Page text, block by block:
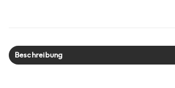
Beschreibung